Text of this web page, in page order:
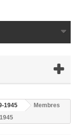
1945
Membres